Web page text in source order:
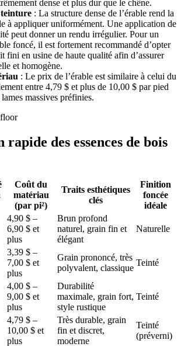
dense et plus dur que le chêne.
teinture : La structure dense de l’érable rend la
à appliquer uniformément. Une application de
peut donner un rendu irrégulier. Pour un
foncé, il est fortement recommandé d’opter
fini en usine de haute qualité afin d’assurer
et homogène.
: Le prix de l’érable est similaire à celui du
entre 4,79 $ et plus de 10,00 $ par pied
massives préfinies.
rapide des essences de bois
Coût du
matériau
(par pi²)
Traits esthétiques
clés
Finition
foncée
idéale
4,90 $ –
6,90 $ et
plus
Brun profond
naturel, grain fin et
élégant
Naturelle
3,39 $ –
7,00 $ et
plus
Grain prononcé, très
polyvalent, classique
Teinté
4,00 $ –
9,00 $ et
plus
Durabilité
maximale, grain fort,
style rustique
Teinté
4,79 $ –
10,00 $ et
plus
Très durable, grain
fin et discret,
moderne
Teinté
(préverni)